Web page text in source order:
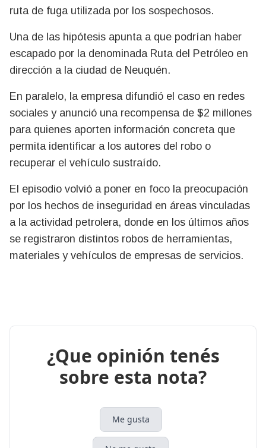
ruta de fuga utilizada por los sospechosos.
Una de las hipótesis apunta a que podrían haber
escapado por la denominada Ruta del Petróleo en
dirección a la ciudad de Neuquén.
En paralelo, la empresa difundió el caso en redes
sociales y anunció una recompensa de $2 millones
para quienes aporten información concreta que
permita identificar a los autores del robo o
recuperar el vehículo sustraído.
El episodio volvió a poner en foco la preocupación
por los hechos de inseguridad en áreas vinculadas
a la actividad petrolera, donde en los últimos años
se registraron distintos robos de herramientas,
materiales y vehículos de empresas de servicios.
¿Que opinión tenés
sobre esta nota?
Me gusta